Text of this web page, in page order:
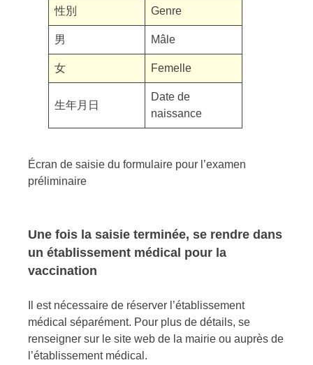
性別 Genre
男 Mâle
女 Femelle
生年月日
Date de
naissance
Écran de saisie du formulaire pour l’examen
préliminaire
Une fois la saisie terminée, se rendre dans
un établissement médical pour la
vaccination
Il est nécessaire de réserver l’établissement
médical séparément. Pour plus de détails, se
renseigner sur le site web de la mairie ou auprès de
l’établissement médical.